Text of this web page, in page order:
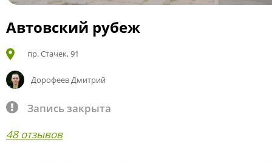
Автовский рубеж
пр. Стачек, 91
Дорофеев Дмитрий
Запись закрыта
48 отзывов